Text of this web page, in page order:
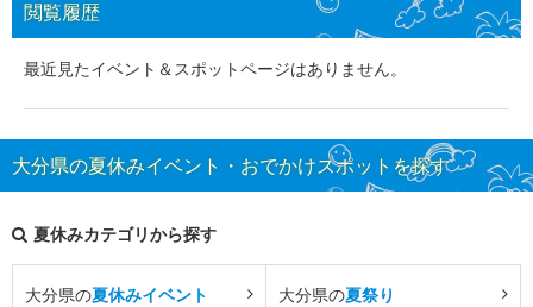
閲覧履歴
最近見たイベント＆スポットページはありません。
大分県の夏休みイベント・おでかけスポットを探す
夏休みカテゴリから探す
大分県の夏休みイベント 大分県の夏祭り